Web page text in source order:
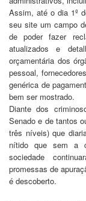
Assim, até o dia 1º
seu site um campo
de poder fazer
atualizados e
orçamentária dos
pessoal,
genérica de
bem ser mostrado.
Diante dos
Senado e de tantos
três níveis) que
nítido que sem a
sociedade
promessas de
é descoberto.